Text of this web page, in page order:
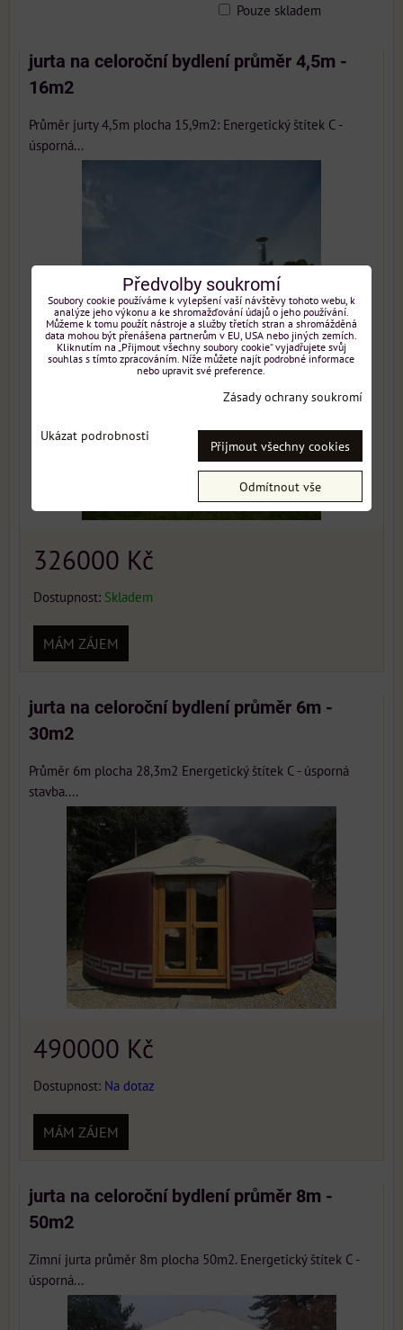
Pouze skladem
jurta na celoroční bydlení průměr 4,5m -
16m2
Průměr jurty 4,5m plocha 15,9m2: Energetický štítek C -
úsporná...
326000 Kč
Dostupnost: Skladem
MÁM ZÁJEM
jurta na celoroční bydlení průměr 6m -
30m2
Průměr 6m plocha 28,3m2 Energetický štítek C - úsporná
stavba....
490000 Kč
Dostupnost: Na dotaz
MÁM ZÁJEM
jurta na celoroční bydlení průměr 8m -
50m2
Zimní jurta průměr 8m plocha 50m2. Energetický štítek C -
úsporná...
Předvolby soukromí
Soubory cookie používáme k vylepšení vaší návštěvy tohoto webu, k
analýze jeho výkonu a ke shromažďování údajů o jeho používání.
Můžeme k tomu použít nástroje a služby třetích stran a shromážděná
data mohou být přenášena partnerům v EU, USA nebo jiných zemích.
Kliknutím na „Přijmout všechny soubory cookie“ vyjadřujete svůj
souhlas s tímto zpracováním. Níže můžete najít podrobné informace
nebo upravit své preference.
Zásady ochrany soukromí
Ukázat podrobnosti
Přijmout všechny cookies
Odmítnout vše